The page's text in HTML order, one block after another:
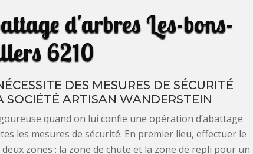
d'arbres Les-bons-
6210
DES MESURES DE SÉCURITÉ
SOCIÉTÉ ARTISAN WANDERSTEIN
quand on lui confie une opération d’abattage
les mesures de sécurité. En premier lieu, effectuer le
zones : la zone de chute et la zone de repli pour un